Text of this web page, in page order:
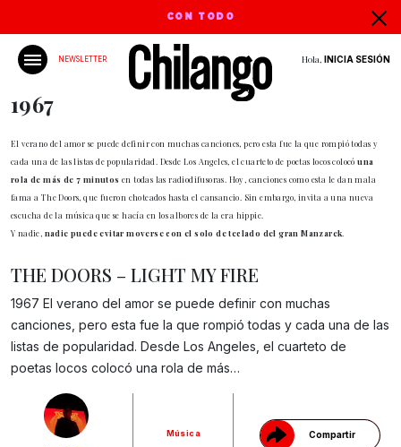
CON TODO
NEWSLETTER Hola, INICIA SESIÓN
1967
El verano del amor se puede definir con muchas canciones, pero esta fue la que rompió todas y
cada una de las listas de popularidad. Desde Los Angeles, el cuarteto de poetas locos colocóuna
rola de más de 7 minutos en todas las radiodifusoras. Hoy, canciones como esta le dan mala
fama a The Doors, que fueron choteados hasta el cansancio. Sin embargo, invita a una nueva
escucha de la música que se hacía en los albores de la era hippie.
Y nadie, nadie puede evitar moverse con el solo de teclado del gran Manzarek
Música Compartir
Gracias!
THE DOORS – LIGHT MY FIRE
1967 El verano del amor se puede definir con muchas
canciones, pero esta fue la que rompió todas y cada una de las
listas de popularidad. Desde Los Angeles, el cuarteto de
poetas locos colocó una rola de más…